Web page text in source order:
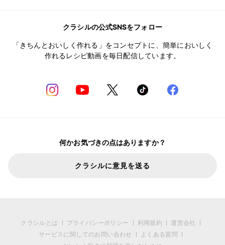
クラシルの公式SNSをフォロー
「きちんとおいしく作れる」をコンセプトに、簡単においしく
作れるレシピ動画を毎日配信しています。
何かお気づきの点はありますか？
クラシルに意見を送る
クラシルとは プライバシーポリシー 利用規約
運営会社
サービスに関してのお問い合わせ
よくある質問